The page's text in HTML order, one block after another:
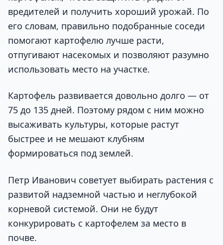
вредителей и получить хороший урожай. По
его словам, правильно подобранные соседи
помогают картофелю лучше расти,
отпугивают насекомых и позволяют разумно
использовать место на участке.
Картофель развивается довольно долго — от
75 до 135 дней. Поэтому рядом с ним можно
высаживать культуры, которые растут
быстрее и не мешают клубням
формироваться под землей.
Петр Иванович советует выбирать растения с
развитой надземной частью и неглубокой
корневой системой. Они не будут
конкурировать с картофелем за место в
почве.